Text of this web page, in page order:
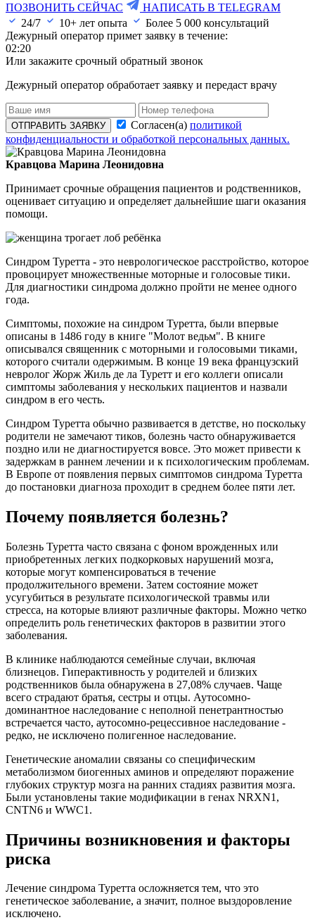
ПОЗВОНИТЬ СЕЙЧАС
НАПИСАТЬ В TELEGRAM
24/7
10+ лет опыта Более 5 000 консультаций
Дежурный оператор примет заявку в течение:
02:20
Или закажите срочный обратный звонок
Дежурный оператор обработает заявку и передаст врачу
ОТПРАВИТЬ ЗАЯВКУ Согласен(а) политикой
конфиденциальности и обработкой персональных данных.
Кравцова Марина Леонидовна
Принимает срочные обращения пациентов и родственников,
оценивает ситуацию и определяет дальнейшие шаги оказания
помощи.
Синдром Туретта - это неврологическое расстройство, которое
провоцирует множественные моторные и голосовые тики.
Для диагностики синдрома должно пройти не менее одного
года.
Симптомы, похожие на синдром Туретта, были впервые
описаны в 1486 году в книге "Молот ведьм". В книге
описывался священник с моторными и голосовыми тиками,
которого считали одержимым. В конце 19 века французский
невролог Жорж Жиль де ла Туретт и его коллеги описали
симптомы заболевания у нескольких пациентов и назвали
синдром в его честь.
Синдром Туретта обычно развивается в детстве, но поскольку
родители не замечают тиков, болезнь часто обнаруживается
поздно или не диагностируется вовсе. Это может привести к
задержкам в раннем лечении и к психологическим проблемам.
В Европе от появления первых симптомов синдрома Туретта
до постановки диагноза проходит в среднем более пяти лет.
Почему появляется болезнь?
Болезнь Туретта часто связана с фоном врожденных или
приобретенных легких подкорковых нарушений мозга,
которые могут компенсироваться в течение
продолжительного времени. Затем состояние может
усугубиться в результате психологической травмы или
стресса, на которые влияют различные факторы. Можно четко
определить роль генетических факторов в развитии этого
заболевания.
В клинике наблюдаются семейные случаи, включая
близнецов. Гиперактивность у родителей и близких
родственников была обнаружена в 27,08% случаев. Чаще
всего страдают братья, сестры и отцы. Аутосомно-
доминантное наследование с неполной пенетрантностью
встречается часто, аутосомно-рецессивное наследование -
редко, не исключено полигенное наследование.
Генетические аномалии связаны со специфическим
метаболизмом биогенных аминов и определяют поражение
глубоких структур мозга на ранних стадиях развития мозга.
Были установлены такие модификации в генах NRXN1,
CNTN6 и WWC1.
Причины возникновения и факторы
риска
Лечение синдрома Туретта осложняется тем, что это
генетическое заболевание, а значит, полное выздоровление
исключено.